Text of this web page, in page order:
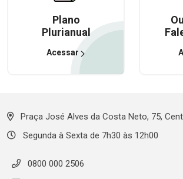
Plano
Plurianual
Acessar
Praça José Alves da Costa Neto, 75,
Segunda à Sexta de 7h30 às 12h00
0800 000 2506